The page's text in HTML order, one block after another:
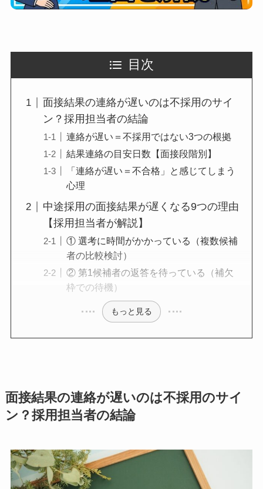
目次
面接結果の連絡が遅いのは不採用のサイ
ン？採用担当者の結論
連絡が遅い＝不採用ではない3つの根拠
結果連絡の目安日数【面接段階別】
「連絡が遅い＝不合格」と感じてしまう
心理
中途採用の面接結果が遅くなる9つの理由
【採用担当者が解説】
① 選考に時間がかかっている（複数候補
者の比較検討）
② 第1候補者の返答を待っている（補欠
枠での待機）
もっと見る
面接結果の連絡が遅いのは不採用のサイ
ン？採用担当者の結論